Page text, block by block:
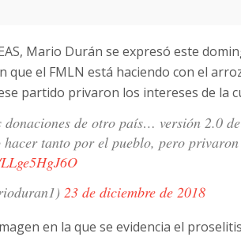
Mario Durán se expresó este
que el FMLN está haciendo con el
partido privaron los intereses de la
donaciones de otro país… versión 2.0
hacer tanto por el pueblo, pero
23 de diciembre de 2018
en la que se evidencia el